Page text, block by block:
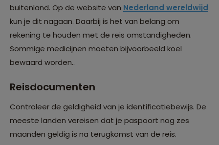
buitenland. Op de website van Nederland wereldwijd
kun je dit nagaan. Daarbij is het van belang om
rekening te houden met de reis omstandigheden.
Sommige medicijnen moeten bijvoorbeeld koel
bewaard worden..
Reisdocumenten
Controleer de geldigheid van je identificatiebewijs. De
meeste landen vereisen dat je paspoort nog zes
maanden geldig is na terugkomst van de reis.